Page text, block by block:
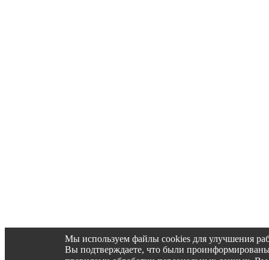
Мы используем файлы cookies для улучшения
Вы подтверждаете, что были